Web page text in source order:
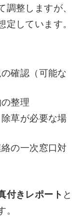
調整しますが、
定しています。
確認（可能な
整理
草が必要な場
の一次窓口対
付きレポート と
。